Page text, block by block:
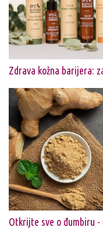
Zdrava kožna barijera:
Otkrijte sve o đumbiru -